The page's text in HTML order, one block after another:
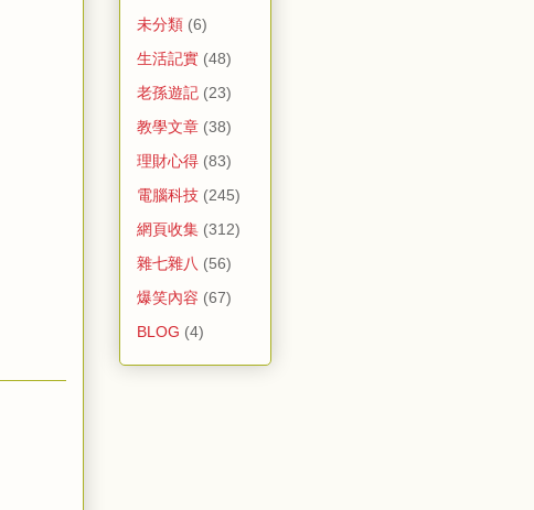
未分類 (6)
生活記實 (48)
老孫遊記 (23)
教學文章 (38)
理財心得 (83)
電腦科技 (245)
網頁收集 (312)
雜七雜八 (56)
爆笑內容 (67)
BLOG (4)